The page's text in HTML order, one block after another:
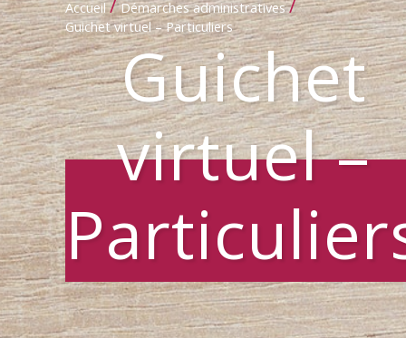
Accueil Démarches administratives
Guichet virtuel – Particuliers
Guichet
virtuel –